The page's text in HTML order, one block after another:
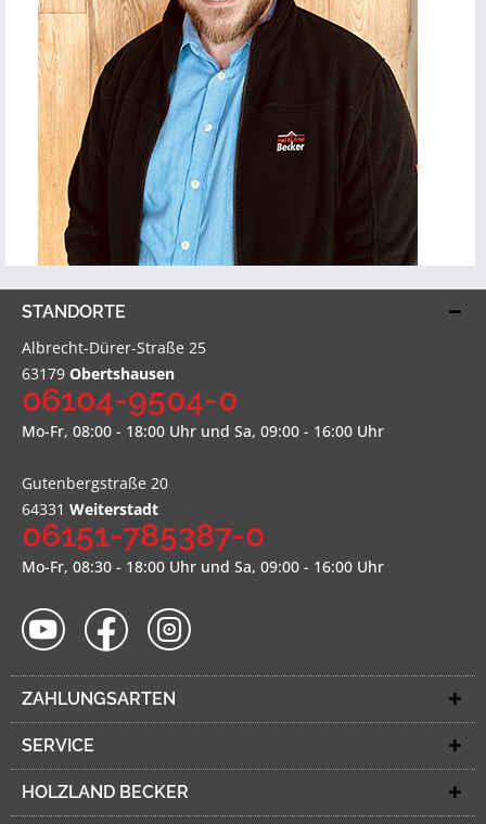
STANDORTE
Albrecht-Dürer-Straße 25
63179 Obertshausen
06104-9504-0
Mo-Fr, 08:00 - 18:00 Uhr und Sa, 09:00 - 16:00 Uhr
Gutenbergstraße 20
64331 Weiterstadt
06151-785387-0
Mo-Fr, 08:30 - 18:00 Uhr und Sa, 09:00 - 16:00 Uhr
ZAHLUNGSARTEN
SERVICE
HOLZLAND BECKER